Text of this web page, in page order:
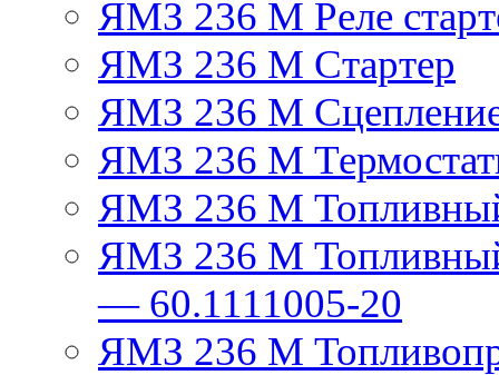
ЯМЗ 236 М Реле
ЯМЗ 236 М Стартер
ЯМЗ 236 М
ЯМЗ 236 М
ЯМЗ 236 М
ЯМЗ 236 М
— 60.1111005-20
ЯМЗ 236 М